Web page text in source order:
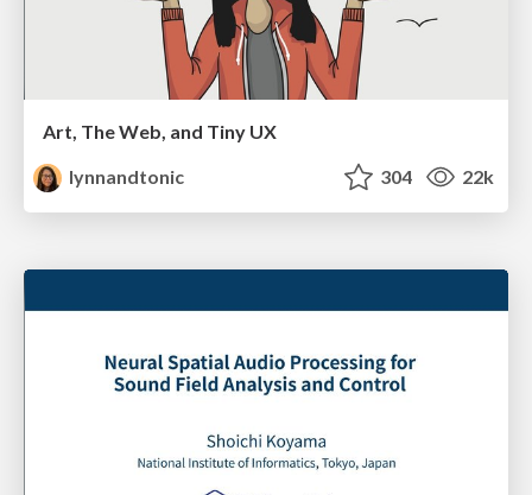
Art, The Web, and Tiny UX
lynnandtonic
304 22k